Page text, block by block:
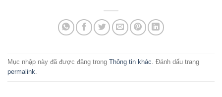
Mục nhập này đã được đăng trong Thông tin khác. Đánh dấu trang
permalink.